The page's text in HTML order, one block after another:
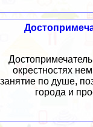
окрестностях
занятие по душе,
города и